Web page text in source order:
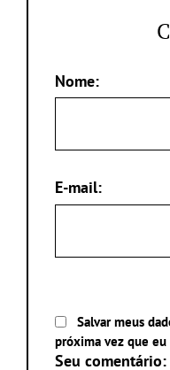
Nome:
E-mail:
Salvar meus
próxima vez que eu
Seu comentário: